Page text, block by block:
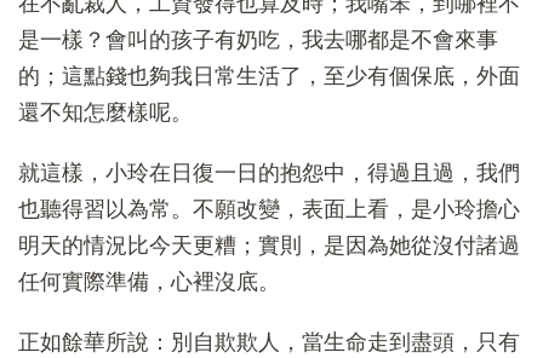
是一樣？會叫的孩子有奶吃，我去哪都是不會來事
的；這點錢也夠我日常生活了，至少有個保底，外面
還不知怎麼樣呢。
就這樣，小玲在日復一日的抱怨中，得過且過，我們
也聽得習以為常。不願改變，表面上看，是小玲擔心
明天的情況比今天更糟；實則，是因為她從沒付諸過
任何實際準備，心裡沒底。
正如餘華所說：別自欺欺人，當生命走到盡頭，只有